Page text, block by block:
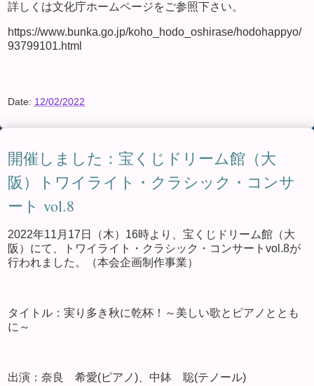
詳しくは文化庁ホームページをご参照下さい。
https://www.bunka.go.jp/koho_hodo_oshirase/hodohappyo/
93799101.html
Date: 12/02/2022
開催しました：宝くじドリーム館（大
阪）トワイライト・クラシック・コンサ
ート vol.8
2022年11月17日（木）16時より、宝くじドリーム館（大
阪）にて、トワイライト・クラシック・コンサートvol.8が
行われました。（本会企画制作事業）
タイトル：実り多き秋に乾杯！～美しい歌とピアノととも
に～
出演：奈良 希愛(ピアノ)、中鉢 聡(テノール)